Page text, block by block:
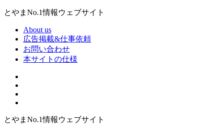
とやまNo.1情報ウェブサイト
About us
広告掲載&仕事依頼
お問い合わせ
本サイトの仕様
とやまNo.1情報ウェブサイト